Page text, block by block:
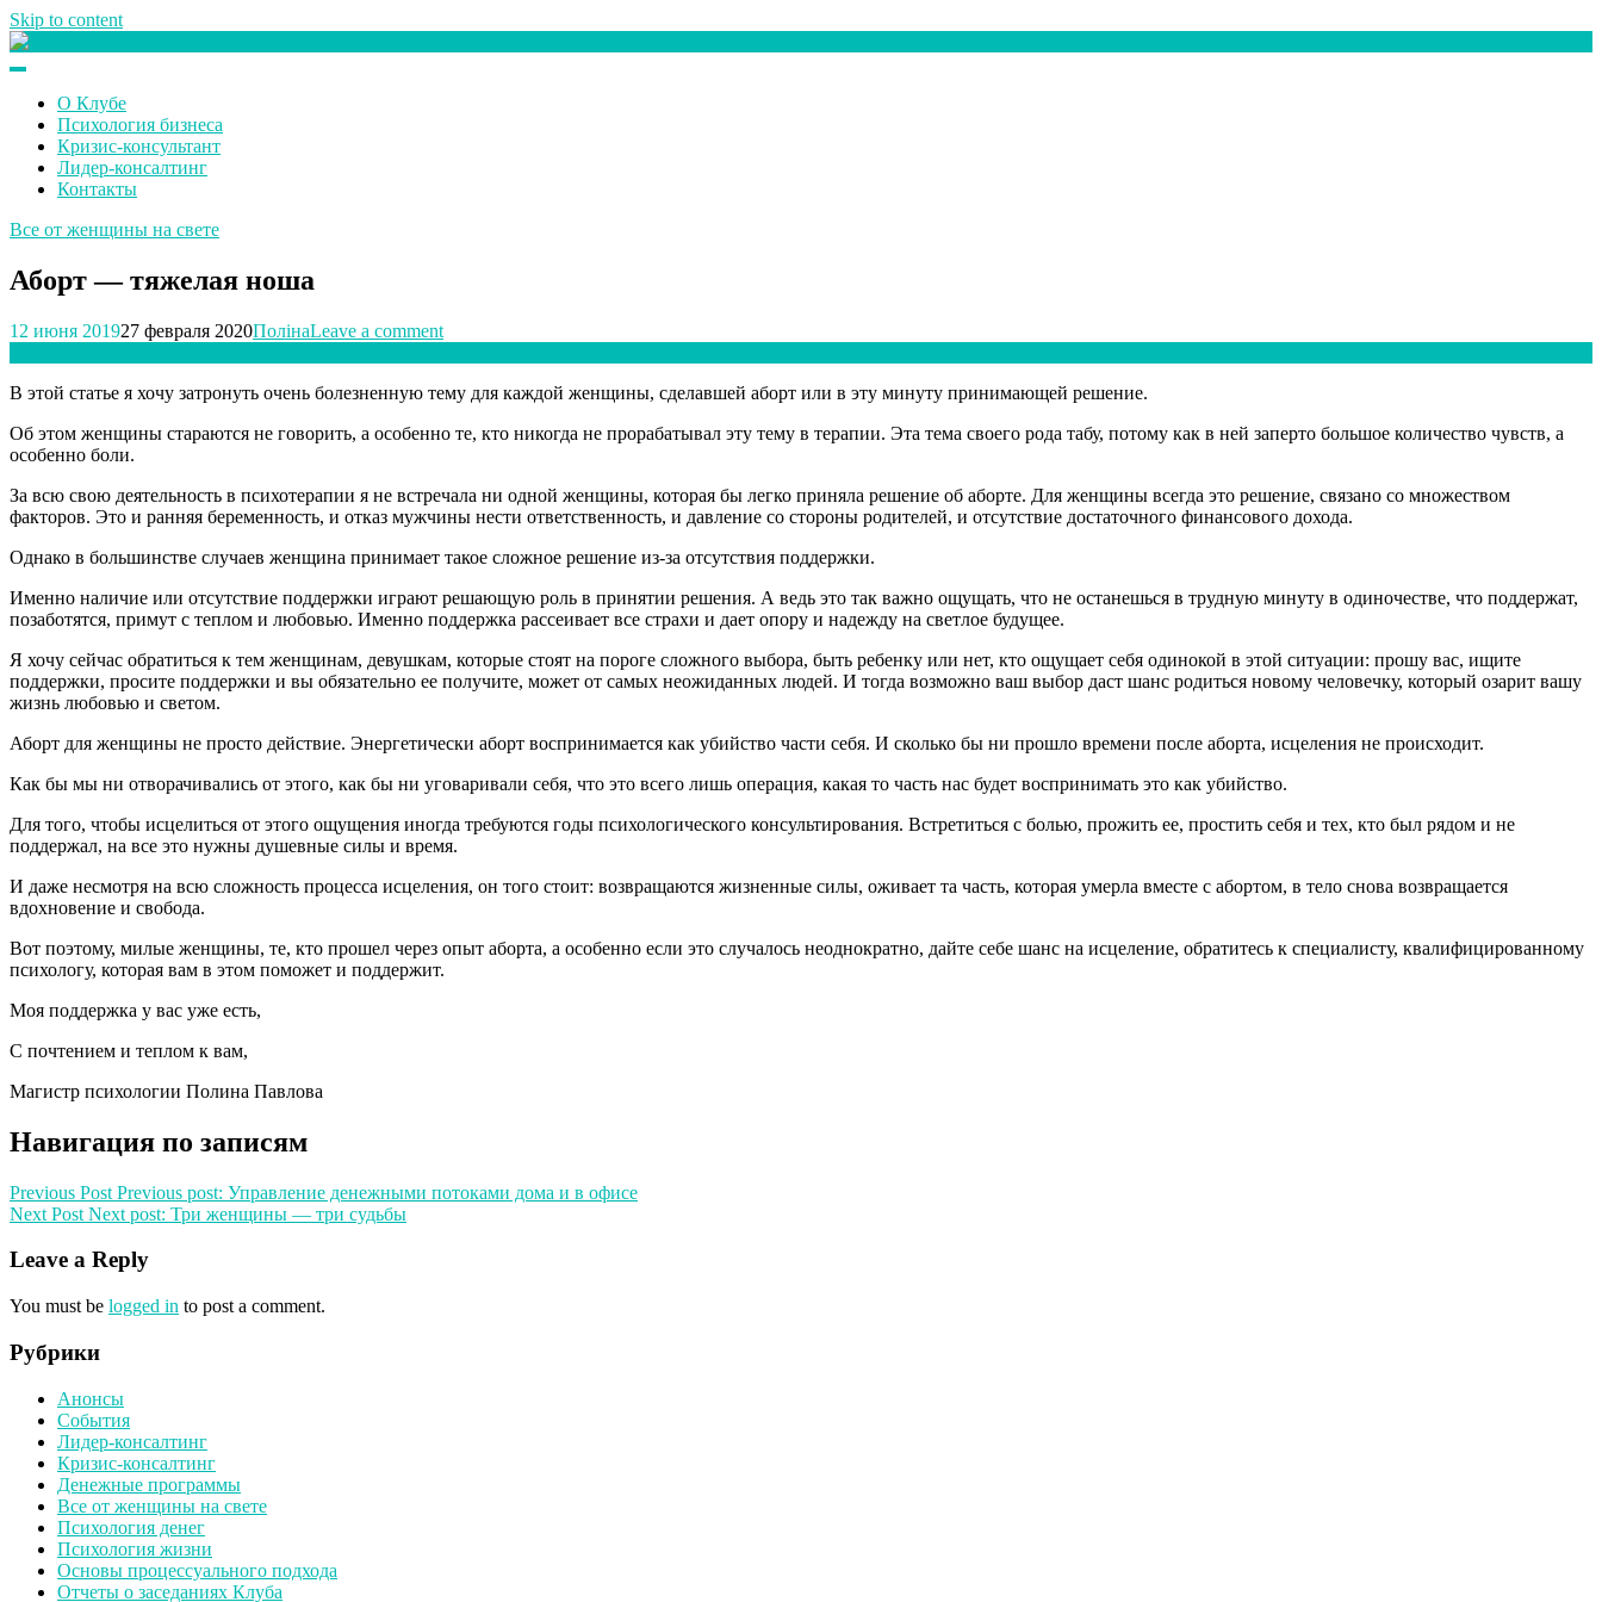
Skip to content
О Клубе
Психология бизнеса
Кризис-консультант
Лидер-консалтинг
Контакты
Все от женщины на свете
Аборт — тяжелая ноша
12 июня 201927 февраля 2020ПолінаLeave a comment
В этой статье я хочу затронуть очень болезненную тему для каждой женщины, сделавшей аборт или в эту минуту принимающей решение.
Об этом женщины стараются не говорить, а особенно те, кто никогда не прорабатывал эту тему в терапии. Эта тема своего рода табу, потому как в ней заперто большое количество чувств, а
особенно боли.
За всю свою деятельность в психотерапии я не встречала ни одной женщины, которая бы легко приняла решение об аборте. Для женщины всегда это решение, связано со множеством
факторов. Это и ранняя беременность, и отказ мужчины нести ответственность, и давление со стороны родителей, и отсутствие достаточного финансового дохода.
Однако в большинстве случаев женщина принимает такое сложное решение из-за отсутствия поддержки.
Именно наличие или отсутствие поддержки играют решающую роль в принятии решения. А ведь это так важно ощущать, что не останешься в трудную минуту в одиночестве, что поддержат,
позаботятся, примут с теплом и любовью. Именно поддержка рассеивает все страхи и дает опору и надежду на светлое будущее.
Я хочу сейчас обратиться к тем женщинам, девушкам, которые стоят на пороге сложного выбора, быть ребенку или нет, кто ощущает себя одинокой в этой ситуации: прошу вас, ищите
поддержки, просите поддержки и вы обязательно ее получите, может от самых неожиданных людей. И тогда возможно ваш выбор даст шанс родиться новому человечку, который озарит вашу
жизнь любовью и светом.
Аборт для женщины не просто действие. Энергетически аборт воспринимается как убийство части себя. И сколько бы ни прошло времени после аборта, исцеления не происходит.
Как бы мы ни отворачивались от этого, как бы ни уговаривали себя, что это всего лишь операция, какая то часть нас будет воспринимать это как убийство.
Для того, чтобы исцелиться от этого ощущения иногда требуются годы психологического консультирования. Встретиться с болью, прожить ее, простить себя и тех, кто был рядом и не
поддержал, на все это нужны душевные силы и время.
И даже несмотря на всю сложность процесса исцеления, он того стоит: возвращаются жизненные силы, оживает та часть, которая умерла вместе с абортом, в тело снова возвращается
вдохновение и свобода.
Вот поэтому, милые женщины, те, кто прошел через опыт аборта, а особенно если это случалось неоднократно, дайте себе шанс на исцеление, обратитесь к специалисту, квалифицированному
психологу, которая вам в этом поможет и поддержит.
Моя поддержка у вас уже есть,
С почтением и теплом к вам,
Магистр психологии Полина Павлова
Навигация по записям
Previous Post Previous post: Управление денежными потоками дома и в офисе
Next Post Next post: Три женщины — три судьбы
Leave a Reply
You must be logged in to post a comment.
Рубрики
Анонсы
События
Лидер-консалтинг
Кризис-консалтинг
Денежные программы
Все от женщины на свете
Психология денег
Психология жизни
Основы процессуального подхода
Отчеты о заседаниях Клуба